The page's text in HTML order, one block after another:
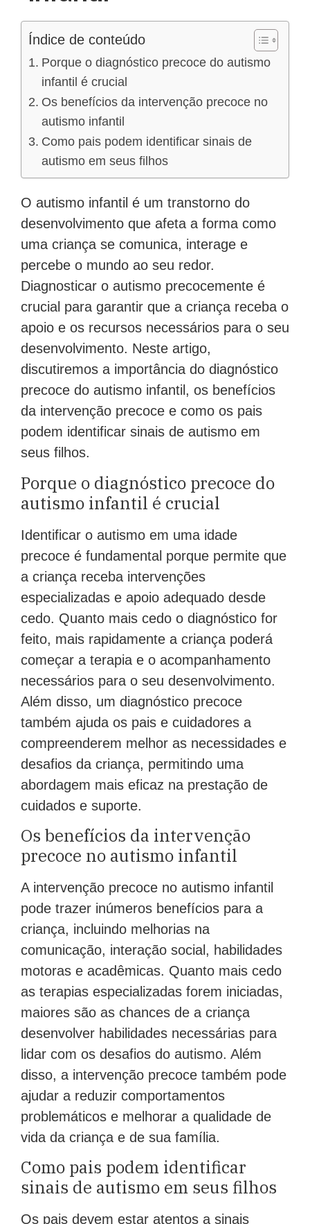
Índice de conteúdo
Porque o diagnóstico precoce do autismo
infantil é crucial
Os benefícios da intervenção precoce no
autismo infantil
Como pais podem identificar sinais de
autismo em seus filhos
O autismo infantil é um transtorno do
desenvolvimento que afeta a forma como
uma criança se comunica, interage e
percebe o mundo ao seu redor.
Diagnosticar o autismo precocemente é
crucial para garantir que a criança receba o
apoio e os recursos necessários para o seu
desenvolvimento. Neste artigo,
discutiremos a importância do diagnóstico
precoce do autismo infantil, os benefícios
da intervenção precoce e como os pais
podem identificar sinais de autismo em
seus filhos.
Porque o diagnóstico precoce do
autismo infantil é crucial
Identificar o autismo em uma idade
precoce é fundamental porque permite que
a criança receba intervenções
especializadas e apoio adequado desde
cedo. Quanto mais cedo o diagnóstico for
feito, mais rapidamente a criança poderá
começar a terapia e o acompanhamento
necessários para o seu desenvolvimento.
Além disso, um diagnóstico precoce
também ajuda os pais e cuidadores a
compreenderem melhor as necessidades e
desafios da criança, permitindo uma
abordagem mais eficaz na prestação de
cuidados e suporte.
Os benefícios da intervenção
precoce no autismo infantil
A intervenção precoce no autismo infantil
pode trazer inúmeros benefícios para a
criança, incluindo melhorias na
comunicação, interação social, habilidades
motoras e acadêmicas. Quanto mais cedo
as terapias especializadas forem iniciadas,
maiores são as chances de a criança
desenvolver habilidades necessárias para
lidar com os desafios do autismo. Além
disso, a intervenção precoce também pode
ajudar a reduzir comportamentos
problemáticos e melhorar a qualidade de
vida da criança e de sua família.
Como pais podem identificar
sinais de autismo em seus filhos
Os pais devem estar atentos a sinais